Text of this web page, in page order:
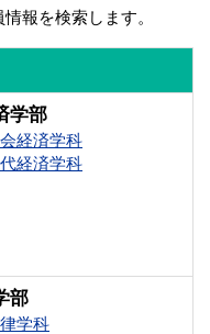
報を検索します。
学部
経済学科
経済学科
部
学科